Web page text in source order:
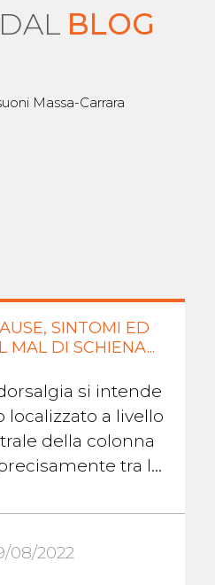
BLOG
SINTOMI ED
MAL DI SCHIENA...
si intende
localizzato a livello
della colonna
tra le
...
08/2022